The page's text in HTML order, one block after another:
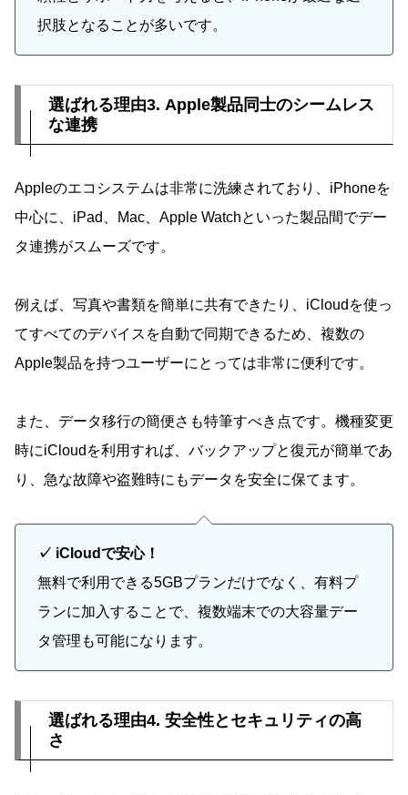
択肢となることが多いです。
選ばれる理由3. Apple製品同士のシームレス
な連携
Appleのエコシステムは非常に洗練されており、iPhoneを
中心に、iPad、Mac、Apple Watchといった製品間でデー
タ連携がスムーズです。
例えば、写真や書類を簡単に共有できたり、iCloudを使っ
てすべてのデバイスを自動で同期できるため、複数の
Apple製品を持つユーザーにとっては非常に便利です。
また、データ移行の簡便さも特筆すべき点です。機種変更
時にiCloudを利用すれば、バックアップと復元が簡単であ
り、急な故障や盗難時にもデータを安全に保てます。
✓ iCloudで安心！
無料で利用できる5GBプランだけでなく、有料プ
ランに加入することで、複数端末での大容量デー
タ管理も可能になります。
選ばれる理由4. 安全性とセキュリティの高
さ